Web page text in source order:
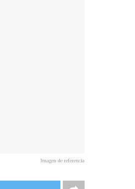
Imagen de referencia